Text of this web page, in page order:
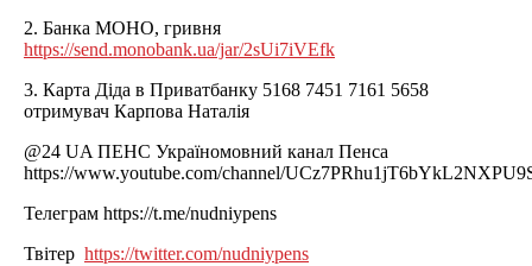
2. Банка МОНО, гривня
https://send.monobank.ua/jar/2sUi7iVEfk
3. Карта Діда в Приватбанку 5168 7451 7161 5658
отримувач Карпова Наталія
@24 UA ПЕНС Україномовний канал Пенса
https://www.youtube.com/channel/
Телеграм https://t.me/nudniypens
Твітер https://twitter.com/nudniypens